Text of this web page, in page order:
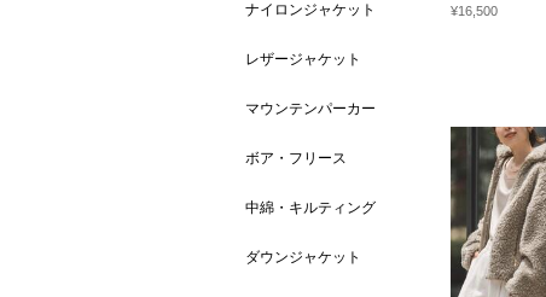
ナイロンジャケット
レザージャケット
マウンテンパーカー
ボア・フリース
中綿・キルティング
ダウンジャケット
¥16,500